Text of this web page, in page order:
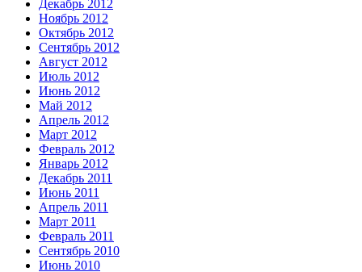
Декабрь 2012
Ноябрь 2012
Октябрь 2012
Сентябрь 2012
Август 2012
Июль 2012
Июнь 2012
Май 2012
Апрель 2012
Март 2012
Февраль 2012
Январь 2012
Декабрь 2011
Июнь 2011
Апрель 2011
Март 2011
Февраль 2011
Сентябрь 2010
Июнь 2010